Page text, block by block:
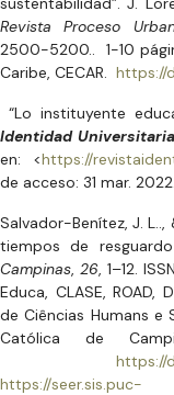
Revista Proceso
2500-5200.. 1-10
Caribe, CECAR. https://
“Lo instituyente
Identidad Universitaria
en: <https://
de acceso: 31 mar. 2022.
Salvador-Benítez, J.
tiempos de
Campinas, 26, 1–12.
Educa, CLASE, ROAD,
de Ciências Humans e
Católica de
https://
https://seer.sis.puc-